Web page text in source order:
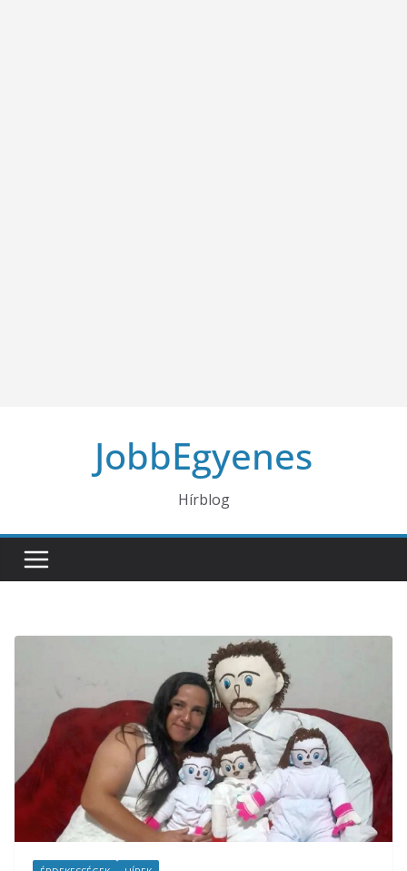
JobbEgyenes
Hírblog